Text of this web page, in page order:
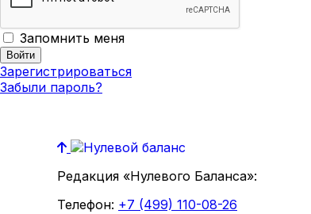
Запомнить меня
Зарегистрироваться
Забыли пароль?
Редакция «Нулевого Баланса»:
Телефон: +7 (499) 110-08-26